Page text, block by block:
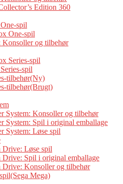
Edition 360
spil
One-spil
Konsoller og tilbehør
Series-spil
spil
tilbehør(Ny)
tilbehør(Brugt)
System: Konsoller og tilbehør
System: Spil i original emballage
System: Løse spil
Drive: Løse spil
Drive: Spil i original emballage
Drive: Konsoller og tilbehør
Mega)